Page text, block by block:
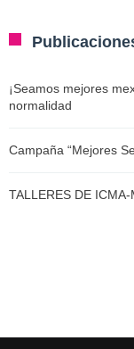
¡Seamos mejores
normalidad
Campaña “Mejores
TALLERES DE ICMA-